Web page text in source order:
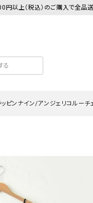
円以上（税込）のご購入で全品
ッピンナイン/アンジェリコルーチ
カ
ス